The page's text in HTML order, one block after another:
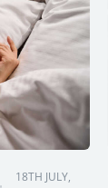
18TH JULY,